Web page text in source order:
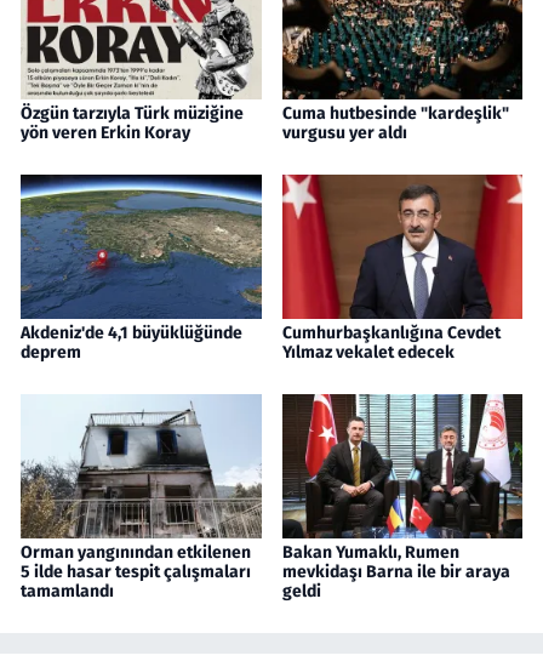
Özgün tarzıyla Türk müziğine
yön veren Erkin Koray
Cuma hutbesinde "kardeşlik"
vurgusu yer aldı
Akdeniz'de 4,1 büyüklüğünde
deprem
Cumhurbaşkanlığına Cevdet
Yılmaz vekalet edecek
Orman yangınından etkilenen
5 ilde hasar tespit çalışmaları
tamamlandı
Bakan Yumaklı, Rumen
mevkidaşı Barna ile bir araya
geldi